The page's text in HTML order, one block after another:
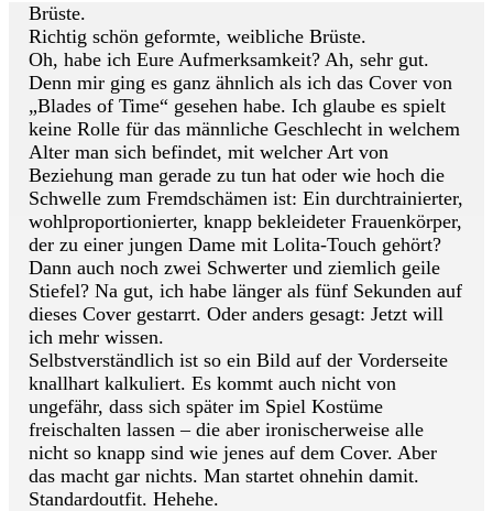
Brüste.
Richtig schön geformte, weibliche Brüste.
Oh, habe ich Eure Aufmerksamkeit? Ah, sehr gut.
Denn mir ging es ganz ähnlich als ich das Cover von
„Blades of Time“ gesehen habe. Ich glaube es spielt
keine Rolle für das männliche Geschlecht in welchem
Alter man sich befindet, mit welcher Art von
Beziehung man gerade zu tun hat oder wie hoch die
Schwelle zum Fremdschämen ist: Ein durchtrainierter,
wohlproportionierter, knapp bekleideter Frauenkörper,
der zu einer jungen Dame mit Lolita-Touch gehört?
Dann auch noch zwei Schwerter und ziemlich geile
Stiefel? Na gut, ich habe länger als fünf Sekunden auf
dieses Cover gestarrt. Oder anders gesagt: Jetzt will
ich mehr wissen.
Selbstverständlich ist so ein Bild auf der Vorderseite
knallhart kalkuliert. Es kommt auch nicht von
ungefähr, dass sich später im Spiel Kostüme
freischalten lassen – die aber ironischerweise alle
nicht so knapp sind wie jenes auf dem Cover. Aber
das macht gar nichts. Man startet ohnehin damit.
Standardoutfit. Hehehe.